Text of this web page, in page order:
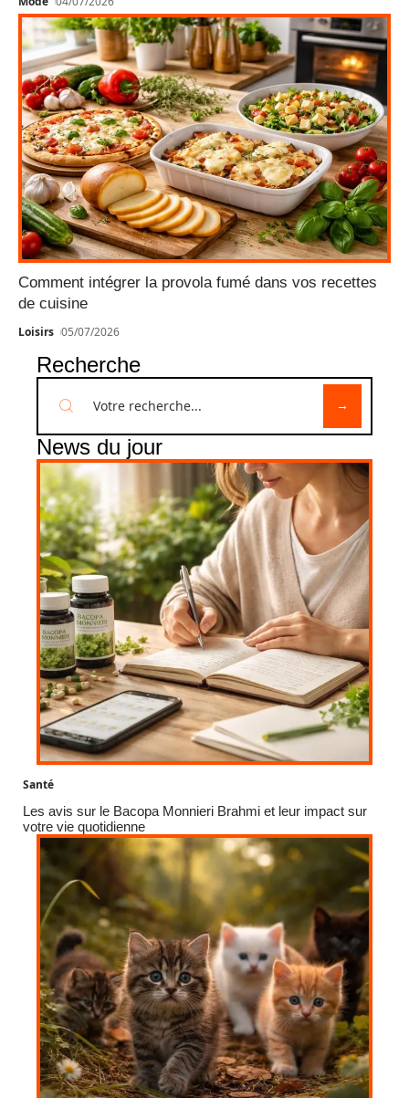
Comment intégrer la provola fumé dans vos recettes
de cuisine
Loisirs 05/07/2026
Recherche
News du jour
Santé
Les avis sur le Bacopa Monnieri Brahmi et leur impact sur
votre vie quotidienne